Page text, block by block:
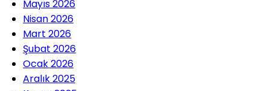
Mayıs 2026
Nisan 2026
Mart 2026
Şubat 2026
Ocak 2026
Aralık 2025